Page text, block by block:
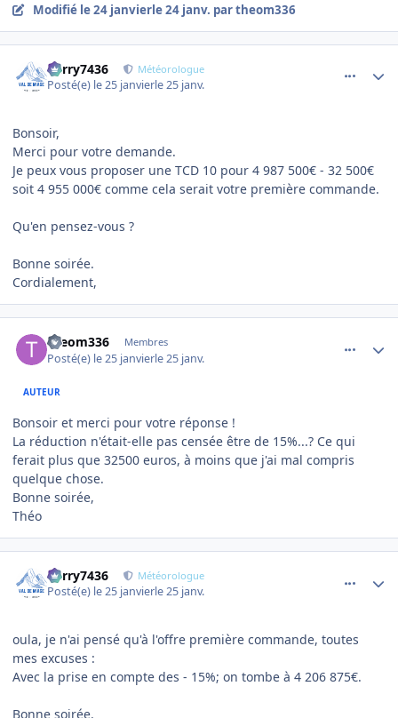
Modifié le 24 janvierle 24 janv. par theom336
Perry7436 Météorologue
Posté(e) le 25 janvierle 25 janv.
Bonsoir,
Merci pour votre demande.
Je peux vous proposer une TCD 10 pour 4 987 500€ - 32 500€
soit 4 955 000€ comme cela serait votre première commande.
Qu'en pensez-vous ?
Bonne soirée.
Cordialement,
theom336 Membres
Posté(e) le 25 janvierle 25 janv.
AUTEUR
Bonsoir et merci pour votre réponse !
La réduction n'était-elle pas censée être de 15%...? Ce qui
ferait plus que 32500 euros, à moins que j'ai mal compris
quelque chose.
Bonne soirée,
Théo
Perry7436 Météorologue
Posté(e) le 25 janvierle 25 janv.
oula, je n'ai pensé qu'à l'offre première commande, toutes
mes excuses :
Avec la prise en compte des - 15%; on tombe à 4 206 875€.
Bonne soirée.